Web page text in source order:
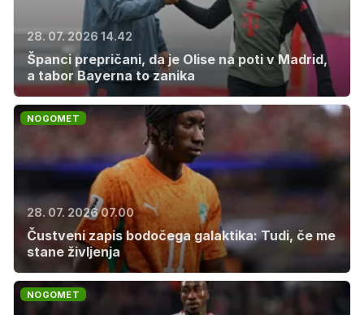
28. 07. 2026 14.42
Španci prepričani, da je Olise na poti v Madrid,
a tabor Bayerna to zanika
NOGOMET
28. 07. 2026 07.00
Čustveni zapis bodočega galaktika: Tudi, če me
stane življenja
NOGOMET